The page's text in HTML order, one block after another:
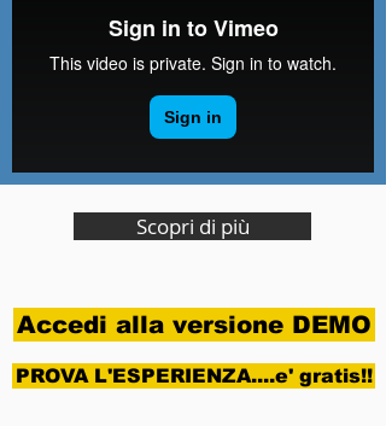
Scopri di più
Accedi alla versione DEMO
PROVA L'ESPERIENZA....e' gratis!!